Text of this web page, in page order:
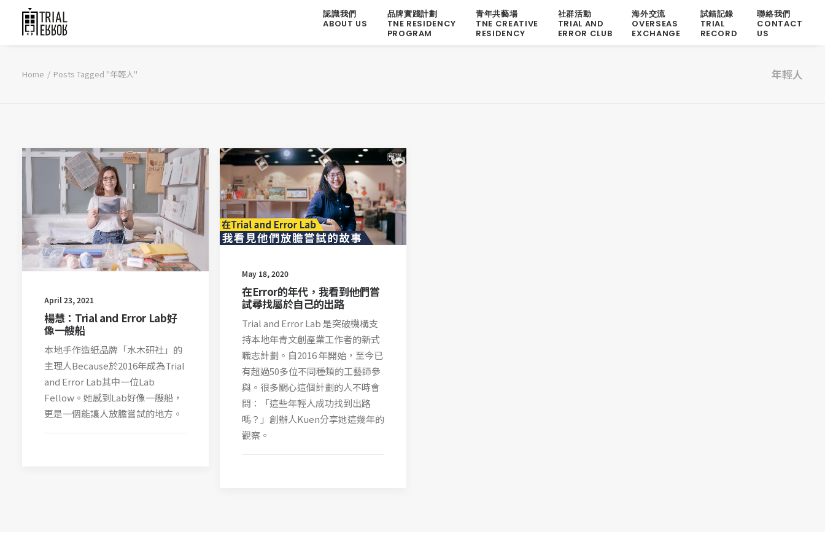
認識我們
ABOUT US
品牌實踐計劃
TNE RESIDENCY
PROGRAM
青年共藝場
TNE CREATIVE
RESIDENCY
社群活動
TRIAL AND
ERROR CLUB
海外交流
OVERSEAS
EXCHANGE
試錯記錄
TRIAL
RECORD
聯絡我們
CONTACT
US
年輕人
Home Posts Tagged "年輕人"
April 23, 2021
楊慧：Trial and Error Lab好
像一艘船
本地手作造紙品牌「水木研社」的
主理人Because於2016年成為Trial
and Error Lab其中一位Lab
Fellow。她感到Lab好像一艘船，
更是一個能讓人放膽嘗試的地方。
May 18, 2020
在Error的年代，我看到他們嘗
試尋找屬於自己的出路
Trial and Error Lab 是突破機構支
持本地年青文創產業工作者的新式
職志計劃。自2016 年開始，至今已
有超過50多位不同種類的工藝師參
與。很多關心這個計劃的人不時會
問：「這些年輕人成功找到出路
嗎？」創辦人Kuen分享她這幾年的
觀察。